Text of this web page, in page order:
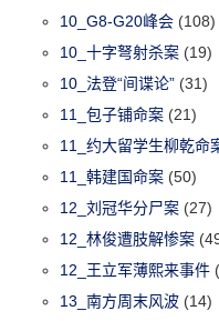
10_G8-G20峰会 (108)
10_十字弩射杀案 (19)
10_法登“间谍论” (31)
11_包子铺命案 (21)
11_约大留学生柳乾命
11_韩建国命案 (50)
12_刘冠华分尸案 (27)
12_林俊遭肢解惨案
12_王立军薄熙来事件
13_南方周末风波 (14)